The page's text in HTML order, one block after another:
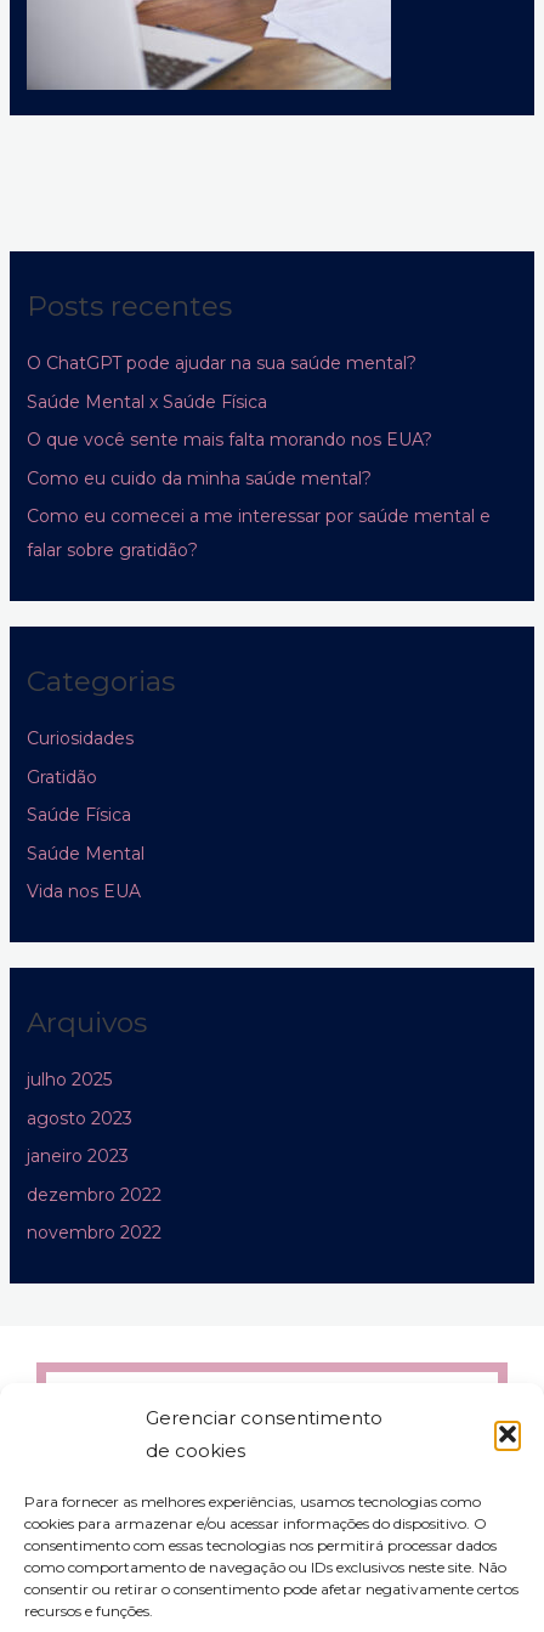
Gerenciar consentimento
de cookies
Para fornecer as melhores experiências, usamos tecnologias como
cookies para armazenar e/ou acessar informações do dispositivo. O
consentimento com essas tecnologias nos permitirá processar dados
como comportamento de navegação ou IDs exclusivos neste site. Não
consentir ou retirar o consentimento pode afetar negativamente certos
recursos e funções.
Posts recentes
O ChatGPT pode ajudar na sua saúde mental?
Saúde Mental x Saúde Física
O que você sente mais falta morando nos EUA?
Como eu cuido da minha saúde mental?
Como eu comecei a me interessar por saúde mental e
falar sobre gratidão?
Categorias
Curiosidades
Gratidão
Saúde Física
Saúde Mental
Vida nos EUA
Arquivos
julho 2025
agosto 2023
janeiro 2023
dezembro 2022
novembro 2022